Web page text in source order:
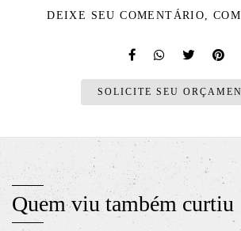
DEIXE SEU COMENTÁRIO,
SOLICITE SEU
Quem viu também curtiu